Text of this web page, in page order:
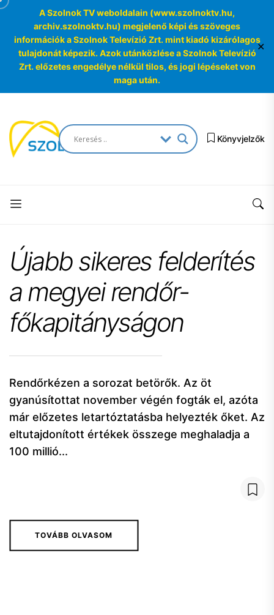
A Szolnok TV weboldalain (www.szolnoktv.hu,
archiv.szolnoktv.hu) megjelenő képi és szöveges
információk a Szolnok Televízió Zrt. mint kiadó kizárólagos
tulajdonát képezik. Azok utánközlése a Szolnok Televízió
Zrt. előzetes engedélye nélkül tilos, és jogi lépéseket von
maga után.
✕
the
content
SzolnokTV
Archívum
Archívum
Könyvjelzők
Újabb sikeres felderítés
a megyei rendőr-
főkapitányságon
Rendőrkézen a sorozat betörők. Az öt
gyanúsítottat november végén fogták el, azóta
már előzetes letartóztatásba helyezték őket. Az
eltutajdonított értékek összege meghaladja a
100 millió...
TOVÁBB OLVASOM